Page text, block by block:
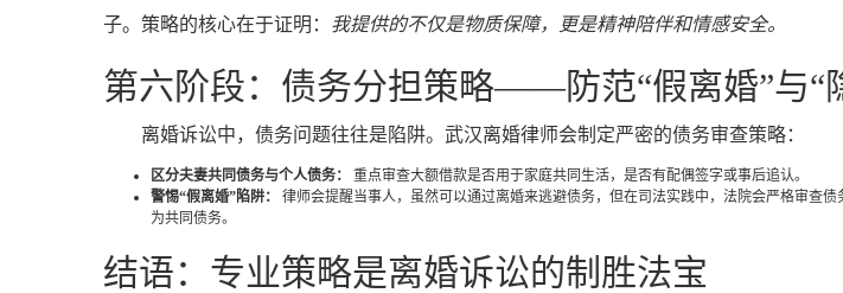
子。策略的核心在于证明： 我提供的不仅是物质保障，更是精神陪伴和情感安全。
第六阶段：债务分担策略——防范“假离婚”与“
离婚诉讼中，债务问题往往是陷阱。武汉离婚律师会制定严密的债务审查策略：
区分夫妻共同债务与个人债务：
重点审查大额借款是否用于家庭共同生活，是否有配偶签字或事后追认。
警惕“假离婚”陷阱：
律师会提醒当事人，虽然可以通过离婚来逃避债务，但在司法实践中，法院会严格审查
为共同债务。
结语：专业策略是离婚诉讼的制胜法宝